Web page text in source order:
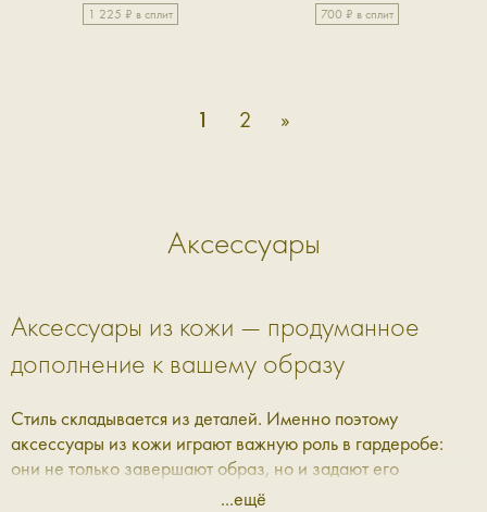
1 225 ₽ в сплит 700 ₽ в сплит
1 2 »
Аксессуары
Аксессуары из кожи — продуманное
дополнение к вашему образу
Стиль складывается из деталей. Именно поэтому
аксессуары из кожи играют важную роль в гардеробе:
они не только завершают образ, но и задают его
настроение. В Aprell мы собрали коллекцию, где каждая
...ещё